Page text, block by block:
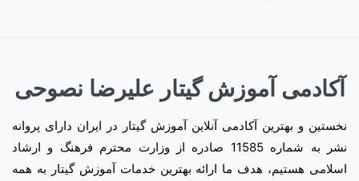
آکادمی آموزش گیتار علیرضا نصوحی
نخستین و بهترین آکادمی آنلاین آموزش گیتار در ایران دارای پروانه
نشر به شماره 11585 صادره از وزارت محترم فرهنگ و ارشاد
اسلامی هستیم، هدف ما ارائه بهترین خدمات آموزش گیتار به همه